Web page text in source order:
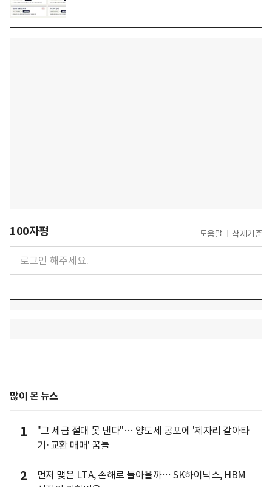
100자평 도움말 삭제기준
많이 본 뉴스
1
"그 세금 절대 못 낸다"… 양도세 공포에 '제자리 갈아타
기·교환 매매' 꿈틀
2
먼저 맺은 LTA, 손해로 돌아올까… SK하이닉스, HBM